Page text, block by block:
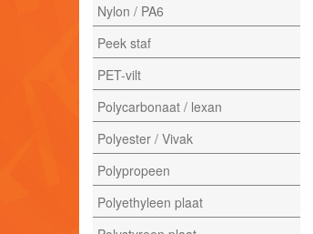
Nylon / PA6
Peek staf
PET-vilt
Polycarbonaat / lexan
Polyester / Vivak
Polypropeen
Polyethyleen plaat